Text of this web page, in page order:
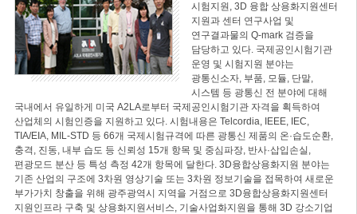
시험지원, 3D 융합 상용화지원센터
지원과 센터 연구사업 및
연구결과물의 Q-mark 검증을
담당하고 있다. 국제공인시험기관
운영 및 시험지원 분야는
광통신소자, 부품, 모듈, 단말,
시스템 등 광통신 전 분야에 대해
국내에서 유일하게 미국 A2LA로부터 국제공인시험기관 자격을 획득하여
산업체의 시험인증을 지원하고 있다. 시험내용은 Telcordia, IEEE, IEC,
TIA/EIA, MIL-STD 등 66개 국제시험규격에 따른 광통신 제품의 온·습도순환,
충격, 진동, 내부 습도 등 신뢰성 15개 항목 및 중심파장, 반사·삽입손실,
편광모드 분산 등 특성 측정 42개 항목에 달한다. 3D융합상용화지원 분야는
기존 산업의 구조에 3차원 영상기술 또는 3차원 정보기술을 접목하여 새로운
부가가치 창출을 위해 광주광역시 지역을 거점으로 3D융합상용화지원센터
지원인프라 구축 및 상용화지원서비스, 기술사업화지원을 통해 3D 강소기업